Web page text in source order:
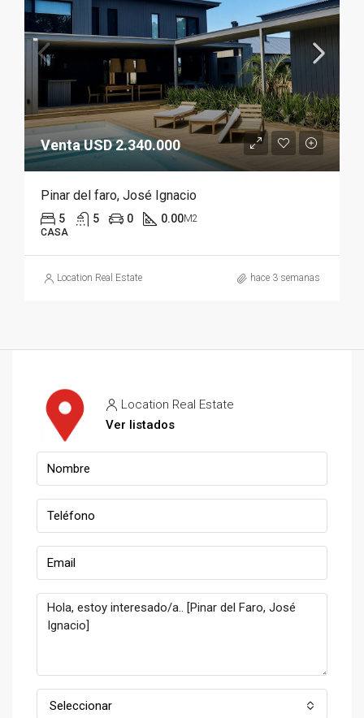
Venta USD 2.340.000
Pinar del faro, José Ignacio
5 5 0 0.00M2
CASA
Location Real Estate hace 3 semanas
Location Real Estate
Ver listados
Seleccionar